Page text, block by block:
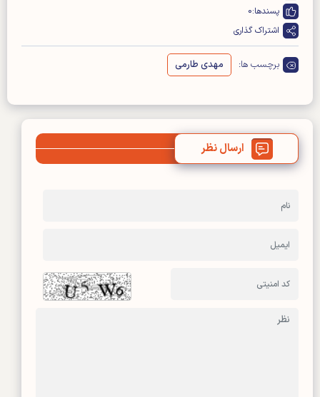
پسندها:0
اشتراک گذاری
برچسب ها: مهدی طارمی
ارسال نظر